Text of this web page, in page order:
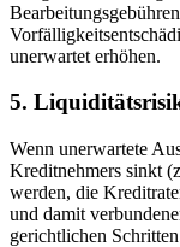
unerwartet erhöhen.
5.
Wenn unerwartete
Kreditnehmers sinkt
werden, die
und damit
gerichtlichen